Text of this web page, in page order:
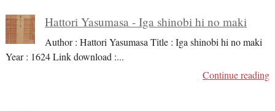
Hattori Yasumasa - Iga shinobi hi no maki
Author : Hattori Yasumasa Title : Iga shinobi hi no maki
Year : 1624 Link download :...
Continue reading